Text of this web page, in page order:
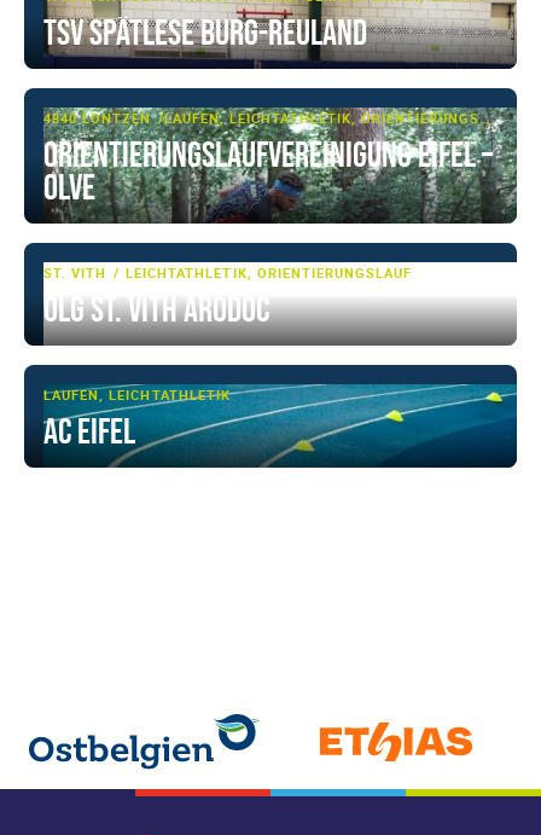
TSV Spätlese Burg-Reuland
4840 LONTZEN LAUFEN, LEICHTATHLETIK, ORIENTIERUNGSLAUF
Orientierungslaufvereinigung Eifel –
OLVE
ST. VITH LEICHTATHLETIK, ORIENTIERUNGSLAUF
OLG St. Vith ARODOC
LAUFEN, LEICHTATHLETIK
AC Eifel